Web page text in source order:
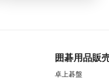
囲碁用品販
卓上碁盤